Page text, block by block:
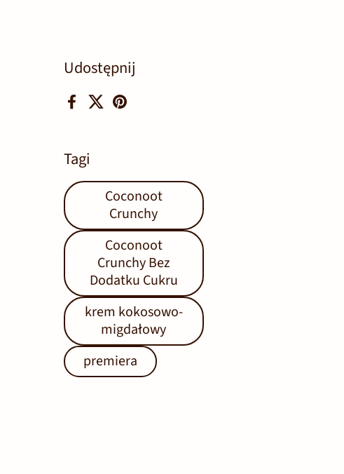
Udostępnij
Facebook
X (Twitter)
Pinterest
Tagi
Coconoot
Crunchy
Coconoot
Crunchy Bez
Dodatku Cukru
krem kokosowo-
migdałowy
premiera